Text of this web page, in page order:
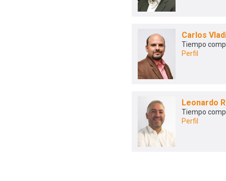
Carlos
Tiempo
Perfil
Leonardo
Tiempo
Perfil